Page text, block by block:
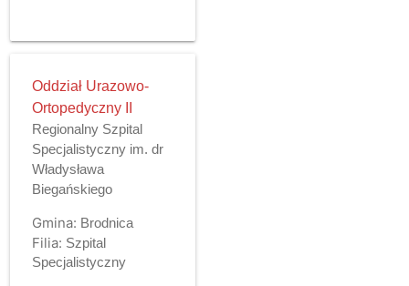
Oddział Urazowo-
Ortopedyczny II
Regionalny Szpital
Specjalistyczny im. dr
Władysława
Biegańskiego
Gmina: Brodnica
Filia: Szpital
Specjalistyczny